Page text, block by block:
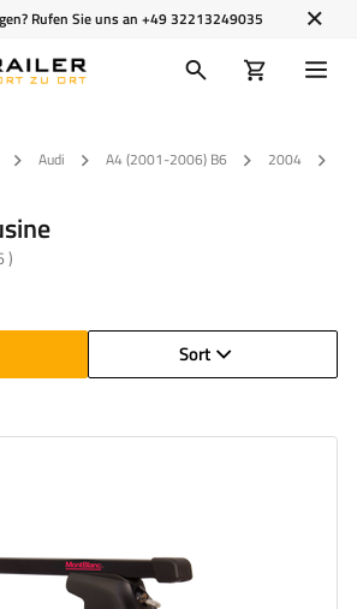
Rufen Sie uns an +49 32213249035
Audi A4 (2001-2006) B6 2004
)
Sort